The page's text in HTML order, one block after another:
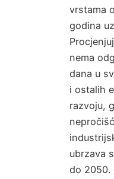
vrstama
godina
nema
dana u
i ostalih
razvoju,
ubrzava
do 2050.